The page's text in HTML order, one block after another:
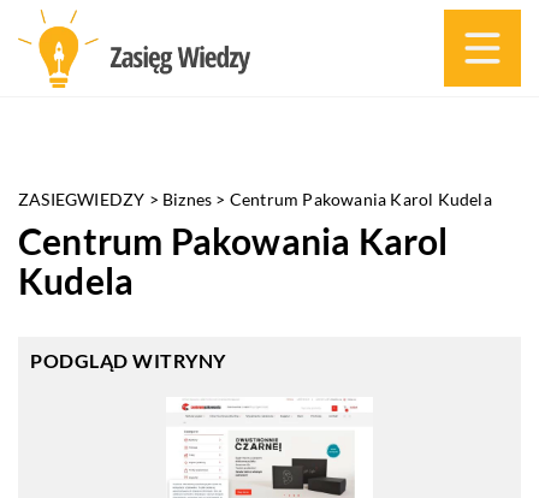
ZASIEGWIEDZY > Biznes > Centrum Pakowania Karol Kudela
Centrum Pakowania Karol
Kudela
PODGLĄD WITRYNY